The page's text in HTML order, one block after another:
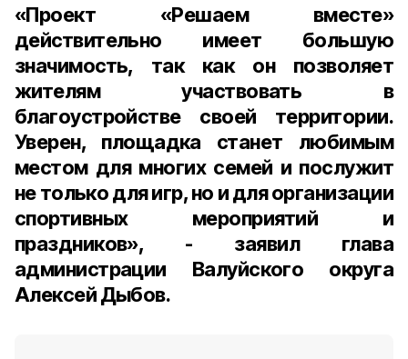
«Проект «Решаем вместе»
действительно имеет большую
значимость, так как он позволяет
жителям участвовать в
благоустройстве своей территории.
Уверен, площадка станет любимым
местом для многих семей и послужит
не только для игр, но и для организации
спортивных мероприятий и
праздников», - заявил глава
администрации Валуйского округа
Алексей Дыбов.